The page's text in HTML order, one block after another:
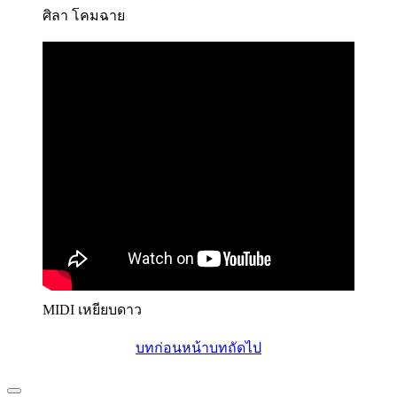
ศิลา โคมฉาย
MIDI เหยียบดาว
บทก่อนหน้าบทถัดไป